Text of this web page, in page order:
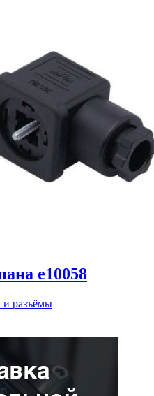
e10058
и разъёмы